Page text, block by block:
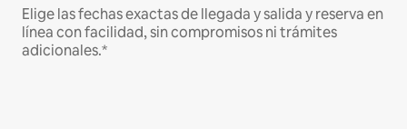
Elige las fechas exactas de llegada y salida y reserva en
línea con facilidad, sin compromisos ni trámites
adicionales.*